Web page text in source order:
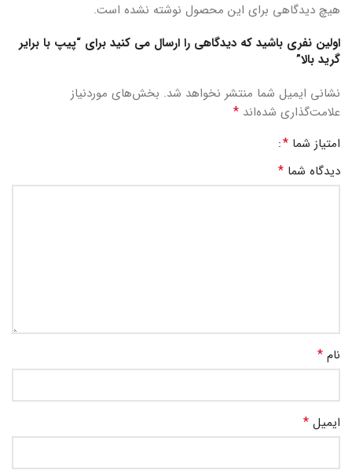
هیچ دیدگاهی برای این محصول نوشته نشده است.
اولین نفری باشید که دیدگاهی را ارسال می کنید برای “پیپ با برایر
گرید بالا”
نشانی ایمیل شما منتشر نخواهد شد. بخش‌های موردنیاز
علامت‌گذاری شده‌اند *
امتیاز شما *
دیدگاه شما *
نام *
ایمیل *